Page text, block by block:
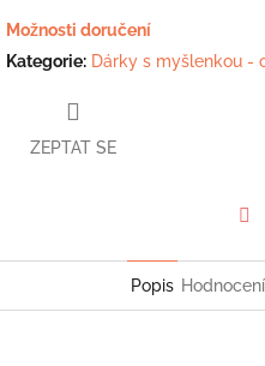
Možnosti doručení
Kategorie: Dárky s myšlenkou -
ZEPTAT SE
Popis Hodnocení